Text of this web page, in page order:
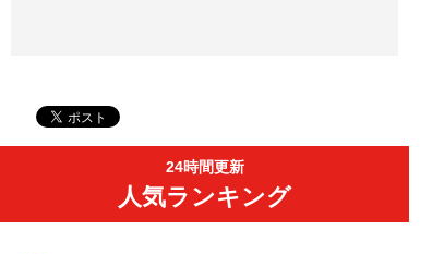
24時間更新
人気ランキング